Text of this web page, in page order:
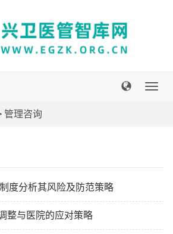
导
管理咨询
度分析其风险及防范策略
整与医院的应对策略